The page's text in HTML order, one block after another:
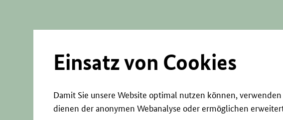
Einsatz von Cookies
Damit Sie unsere Website optimal nutzen können,
dienen der anonymen Webanalyse oder ermöglichen